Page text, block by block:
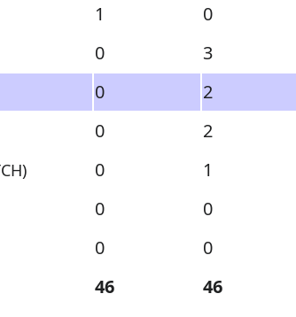
1 0
0 3
0 2
0 2
0 1
0 0
0 0
46 46